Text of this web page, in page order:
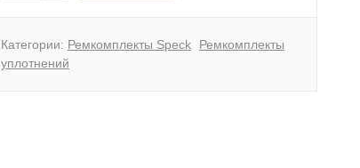
Категории: Ремкомплекты Speck
Ремкомплекты
уплотнений